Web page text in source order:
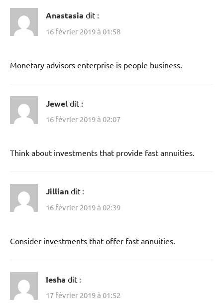
Anastasia dit :
16 février 2019 à 01:58
Monetary advisors enterprise is people business.
Jewel dit :
16 février 2019 à 02:07
Think about investments that provide fast annuities.
Jillian dit :
16 février 2019 à 02:39
Consider investments that offer fast annuities.
Iesha dit :
17 février 2019 à 01:52